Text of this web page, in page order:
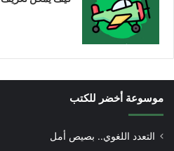
موسوعة أخضر للكتب
التعدد اللغوي.. بصيص أمل